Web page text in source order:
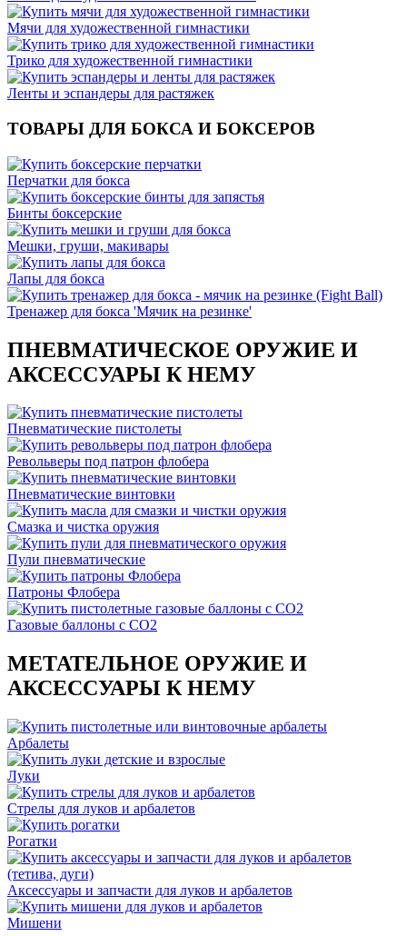
Мячи для художественной гимнастики
Трико для художественной гимнастики
Ленты и эспандеры для растяжек
ТОВАРЫ ДЛЯ БОКСА И БОКСЕРОВ
Перчатки для бокса
Бинты боксерские
Мешки, груши, макивары
Лапы для бокса
Тренажер для бокса 'Мячик на резинке'
ПНЕВМАТИЧЕСКОЕ ОРУЖИЕ И
АКСЕССУАРЫ К НЕМУ
Пневматические пистолеты
Револьверы под патрон флобера
Пневматические винтовки
Смазка и чистка оружия
Пули пневматические
Патроны Флобера
Газовые баллоны с CO2
МЕТАТЕЛЬНОЕ ОРУЖИЕ И
АКСЕССУАРЫ К НЕМУ
Арбалеты
Луки
Стрелы для луков и арбалетов
Рогатки
Аксессуары и запчасти для луков и арбалетов
Мишени